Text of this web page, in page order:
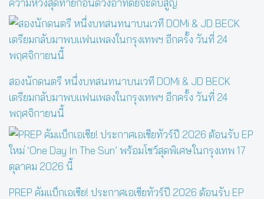
สองนักดนตรี หนึ่งบทสนทนาบนเวที DOMi & JD BECK
เตรียมกลับมาพบแฟนเพลงในกรุงเทพฯ อีกครั้ง วันที่ 24
พฤศจิกายนนี้
PREP คัมแบ็กเอเชีย! ประกาศเอเชียทัวร์ปี 2026 ต้อนรับ EP